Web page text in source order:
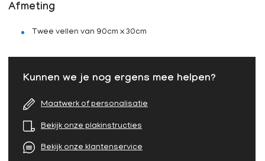
Afmeting
Twee vellen van 90cm x 30cm
Kunnen we je nog ergens mee helpen?
Maatwerk of personalisatie
Bekijk onze plakinstructies
Bekijk onze klantenservice